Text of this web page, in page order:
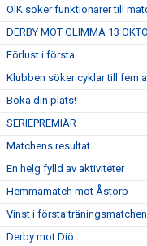
OIK söker funktionärer till
DERBY MOT GLIMMA 13
Förlust i första
Klubben söker cyklar till fem
Boka din plats!
SERIEPREMIÄR
Matchens resultat
En helg fylld av aktiviteter
Hemmamatch mot Åstorp
Vinst i första träningsmatchen
Derby mot Diö